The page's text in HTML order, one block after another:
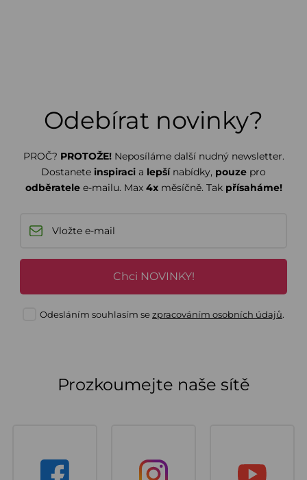
Odebírat novinky?
PROČ? PROTOŽE! Neposíláme další nudný newsletter.
Dostanete inspiraci a lepšínabídky, pouze pro
odběratelee-mailu. Max 4xměsíčně. Tak přísaháme!
Chci NOVINKY!
Odesláním souhlasím sezpracováním osobních údajů.
Prozkoumejte naše sítě